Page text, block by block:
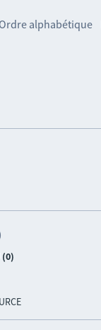
Ordre alphabétique